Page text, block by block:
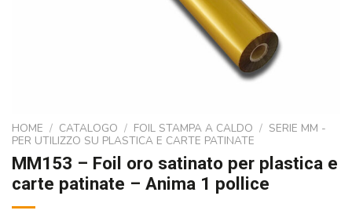
HOME / CATALOGO / FOIL STAMPA A CALDO / SERIE MM -
PER UTILIZZO SU PLASTICA E CARTE PATINATE
MM153 – Foil oro satinato per plastica e
carte patinate – Anima 1 pollice